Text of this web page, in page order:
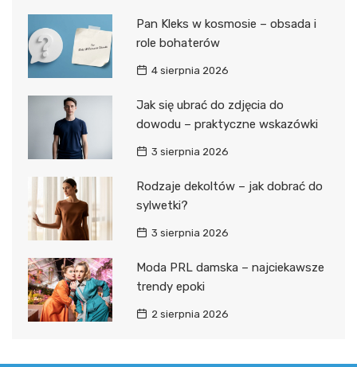
Pan Kleks w kosmosie – obsada i
role bohaterów
4 sierpnia 2026
Jak się ubrać do zdjęcia do
dowodu – praktyczne wskazówki
3 sierpnia 2026
Rodzaje dekoltów – jak dobrać do
sylwetki?
3 sierpnia 2026
Moda PRL damska – najciekawsze
trendy epoki
2 sierpnia 2026